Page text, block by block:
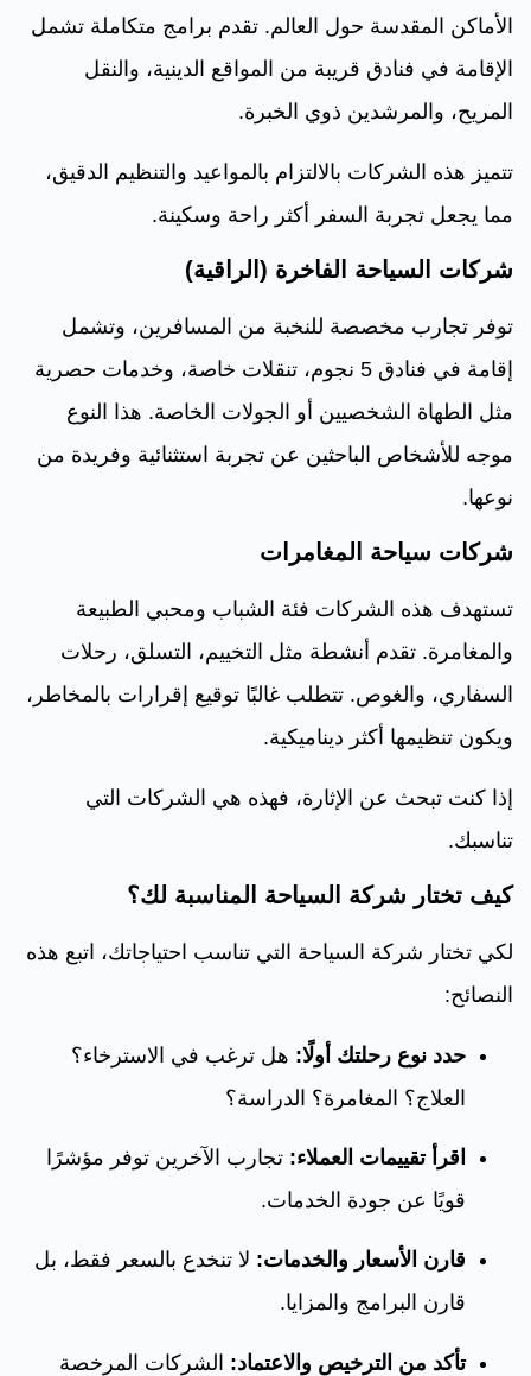
الأماكن المقدسة حول العالم. تقدم برامج متكاملة تشمل
الإقامة في فنادق قريبة من المواقع الدينية، والنقل
المريح، والمرشدين ذوي الخبرة.
تتميز هذه الشركات بالالتزام بالمواعيد والتنظيم الدقيق،
مما يجعل تجربة السفر أكثر راحة وسكينة.
شركات السياحة الفاخرة (الراقية)
توفر تجارب مخصصة للنخبة من المسافرين، وتشمل
إقامة في فنادق 5 نجوم، تنقلات خاصة، وخدمات حصرية
مثل الطهاة الشخصيين أو الجولات الخاصة. هذا النوع
موجه للأشخاص الباحثين عن تجربة استثنائية وفريدة من
نوعها.
شركات سياحة المغامرات
تستهدف هذه الشركات فئة الشباب ومحبي الطبيعة
والمغامرة. تقدم أنشطة مثل التخييم، التسلق، رحلات
السفاري، والغوص. تتطلب غالبًا توقيع إقرارات بالمخاطر،
ويكون تنظيمها أكثر ديناميكية.
إذا كنت تبحث عن الإثارة، فهذه هي الشركات التي
تناسبك.
كيف تختار شركة السياحة المناسبة لك؟
لكي تختار شركة السياحة التي تناسب احتياجاتك، اتبع هذه
النصائح:
حدد نوع رحلتك أولًا: هل ترغب في الاسترخاء؟
العلاج؟ المغامرة؟ الدراسة؟
اقرأ تقييمات العملاء: تجارب الآخرين توفر مؤشرًا
قويًا عن جودة الخدمات.
قارن الأسعار والخدمات: لا تنخدع بالسعر فقط، بل
قارن البرامج والمزايا.
تأكد من الترخيص والاعتماد: الشركات المرخصة